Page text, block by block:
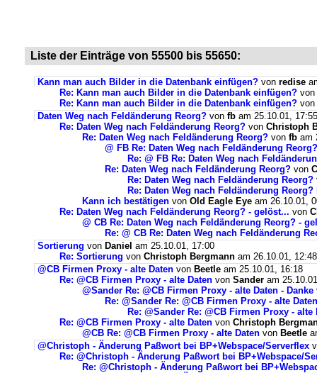
Liste der Einträge von 55500 bis 55650:
Kann man auch Bilder in die Datenbank einfügen? von redise
Re: Kann man auch Bilder in die Datenbank einfügen? von
Re: Kann man auch Bilder in die Datenbank einfügen? von
Daten Weg nach Feldänderung Reorg? von fb am 25.10.01, 17:55
Re: Daten Weg nach Feldänderung Reorg? von Christoph
Re: Daten Weg nach Feldänderung Reorg? von fb am
@ FB Re: Daten Weg nach Feldänderung Reorg?
Re: @ FB Re: Daten Weg nach
Re: Daten Weg nach Feldänderung Reorg? von
Re: Daten Weg nach Feldänderung Reorg?
Re: Daten Weg nach Feldänderung
Kann ich bestätigen von Old Eagle Eye am 26.10.01,
Re: Daten Weg nach Feldänderung Reorg? - gelöst... von
@ CB Re: Daten Weg nach Feldänderung Reorg? -
Re: @ CB Re: Daten Weg nach Feldänderung
Sortierung von Daniel am 25.10.01, 17:00
Re: Sortierung von Christoph Bergmann am 26.10.01, 12:48
@CB Firmen Proxy - alte Daten von Beetle am 25.10.01, 16:18
Re: @CB Firmen Proxy - alte Daten von Sander am
@Sander Re: @CB Firmen Proxy - alte Daten - Danke
Re: @Sander Re: @CB Firmen Proxy - alte
Re: @Sander Re: @CB Firmen Proxy - alte
Re: @CB Firmen Proxy - alte Daten von Christoph
@CB Re: @CB Firmen Proxy - alte Daten von Beetle
@Christoph - Änderung Paßwort bei BP+Webspace/Serverflex
Re: @Christoph - Änderung Paßwort bei BP+Webspace/
Re: @Christoph - Änderung Paßwort bei